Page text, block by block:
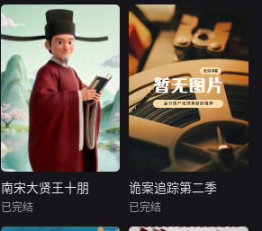
物种的身影也惊艳
亮相。全片满载震
撼壮观的影像画
面，记录了多项科
学界首次发现的动
物行为，堪称有史
以来制作规模最宏
大的野生动物纪录
片之一。
右摇摆，时
本付费节目非正
片，本节目将以电
视剧《重器》的剧
情为叙事锚点，遵
循中国司法建设的
历史脉络，串联中
国刑事法治从无到
有、从粗疏到精细
的完整演进历程，
诠释剧名重器的双
重内涵，既是制度
本片聚焦国内多起
轰动一时的重特大
刑事案件，深度还
原武汉“12·1”特大
爆炸案、石家庄“3·
16”爆炸案的案发始
末与真相调查，全
程追踪“6·28”军用
炸药被盗案、郑州
“12·9”银行大劫案
的缜密侦缉与凶犯
南宋大贤王十朋
南宋大贤王十朋
已完结
诡案追踪第二季
诡案追踪第二季
已完结